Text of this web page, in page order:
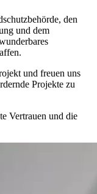
den
und dem
und freuen uns
Projekte zu
Vertrauen und die